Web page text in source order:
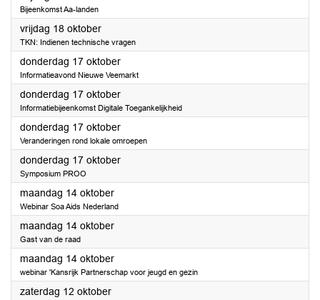
Bijeenkomst Aa-landen
vrijdag 18 oktober2024
TKN: Indienen technische vragen
donderdag 17 oktober2024
Informatieavond Nieuwe Veemarkt
donderdag 17 oktober2024
Informatiebijeenkomst Digitale Toegankelijkheid
donderdag 17 oktober2024
Veranderingen rond lokale omroepen
donderdag 17 oktober2024
Symposium PROO
maandag 14 oktober2024
Webinar Soa Aids Nederland
maandag 14 oktober2024
Gast van de raad
maandag 14 oktober2024
webinar 'Kansrijk Partnerschap voor jeugd en gezin
zaterdag 12 oktober2024